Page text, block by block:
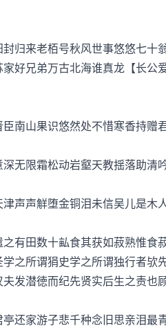
归来老栢号秋风世事悠悠七十
好兄弟万古北海谁真龙【长公
南山果识悠然处不惜寒香持赠
无限霜松动岩壑天教揺落助清
声声觧堕金铜泪未信吴儿是木
有田数十畆食其获如菽熟惟食
之所谓狷史学之所谓独行者欤
发潜徳而纪先贤实后生之责也
还家游子悲千种念旧思亲泪最